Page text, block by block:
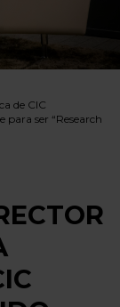
de CIC
ser “Research